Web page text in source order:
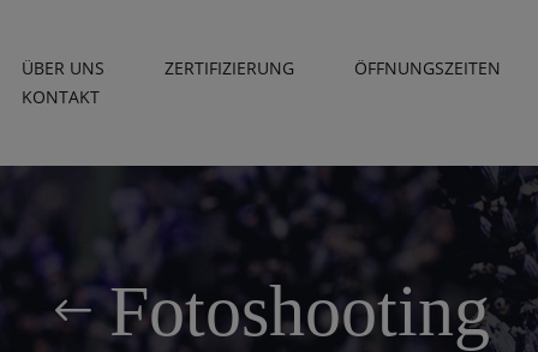
ÜBER UNS ZERTIFIZIERUNG
ÖFFNUNGSZEITEN
KONTAKT
Fotoshooting